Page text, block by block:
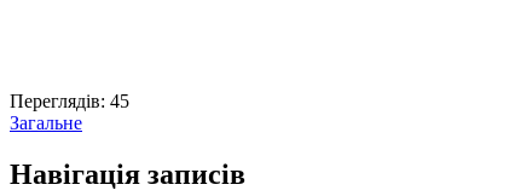
Переглядів: 45
Загальне
Навігація записів